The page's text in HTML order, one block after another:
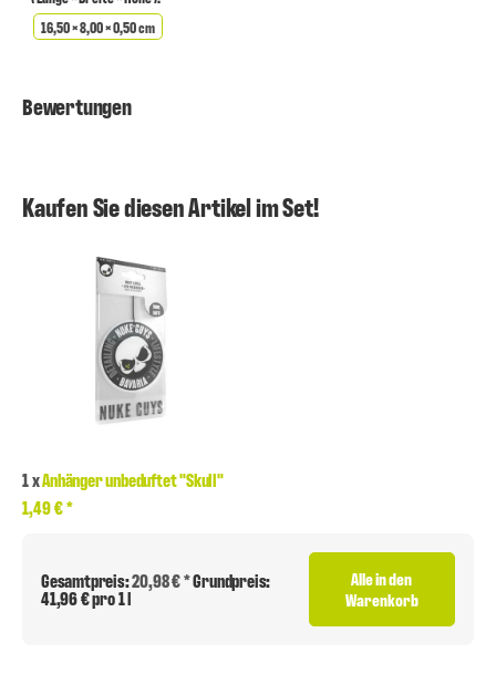
16,50 × 8,00 × 0,50 cm
Bewertungen
Kaufen Sie diesen Artikel im Set!
1xAnhänger unbeduftet "Skull"
1,49 €*
Gesamtpreis:20,98 € *Grundpreis:
41,96 € pro 1 l
Alle in den
Warenkorb